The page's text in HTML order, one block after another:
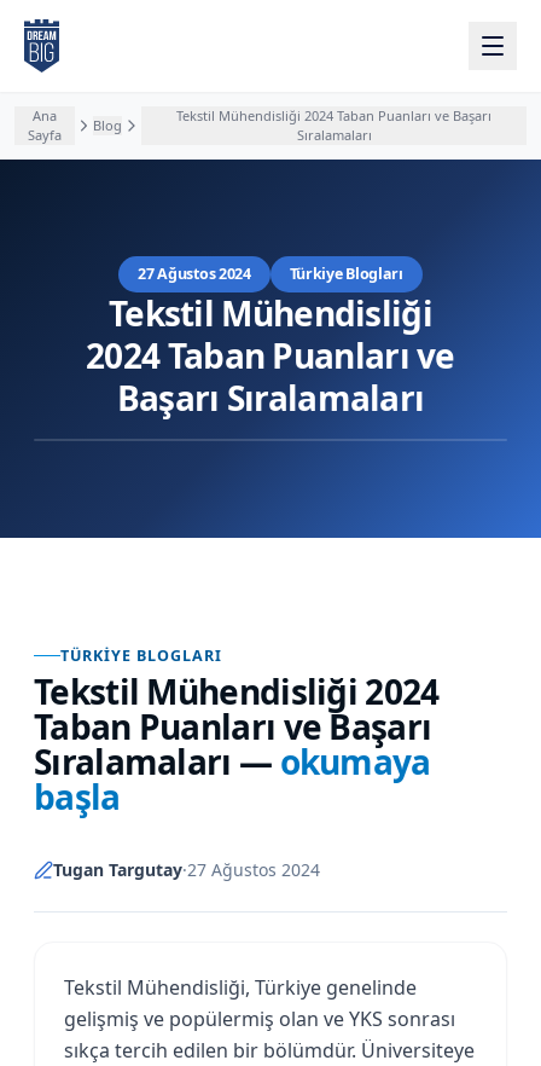
Ana içeriğe atla
Ana
Sayfa
Blog
Tekstil Mühendisliği 2024 Taban Puanları ve Başarı
Sıralamaları
27 Ağustos 2024 Türkiye Blogları
Tekstil Mühendisliği
2024 Taban Puanları ve
Başarı Sıralamaları
TÜRKIYE BLOGLARI
Tekstil Mühendisliği 2024
Taban Puanları ve Başarı
Sıralamaları — okumaya
başla
Tugan Targutay·27 Ağustos 2024
Tekstil Mühendisliği, Türkiye genelinde
gelişmiş ve popülermiş olan ve YKS sonrası
sıkça tercih edilen bir bölümdür. Üniversiteye